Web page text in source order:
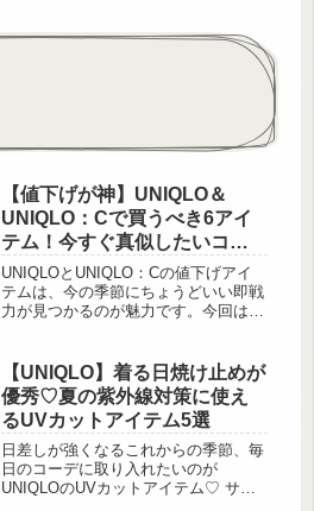
【値下げが神】UNIQLO＆
UNIQLO：Cで買うべき6アイ
テム！今すぐ真似したいコー
デも
UNIQLOとUNIQLO：Cの値下げアイ
テムは、今の季節にちょうどいい即戦
力が見つかるのが魅力です。今回は、
パンツ、オンオフ頼れるジャケットま
で、今買って長く使えるおすすめを厳
選しました。実際のコーディネートも
一緒に紹介しているので、手持ち服に
どう合わせるかもイメージしやすいは
ず。気になるものはサイズが揃ってい
るうちにチェックしてみてください
ね！季節を問わず着回せる「スウェッ
【UNIQLO】着る日焼け止めが
優秀♡夏の紫外線対策に使え
るUVカットアイテム5選
日差しが強くなるこれからの季節、毎
日のコーデに取り入れたいのが
UNIQLOのUVカットアイテム♡ サッ